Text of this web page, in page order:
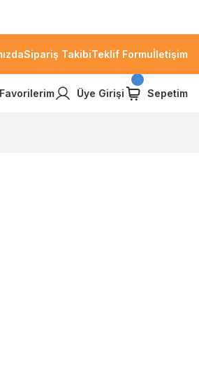
Sipariş TakibiTeklif Formuİletişim
Favorilerim Üye Girişi Sepetim